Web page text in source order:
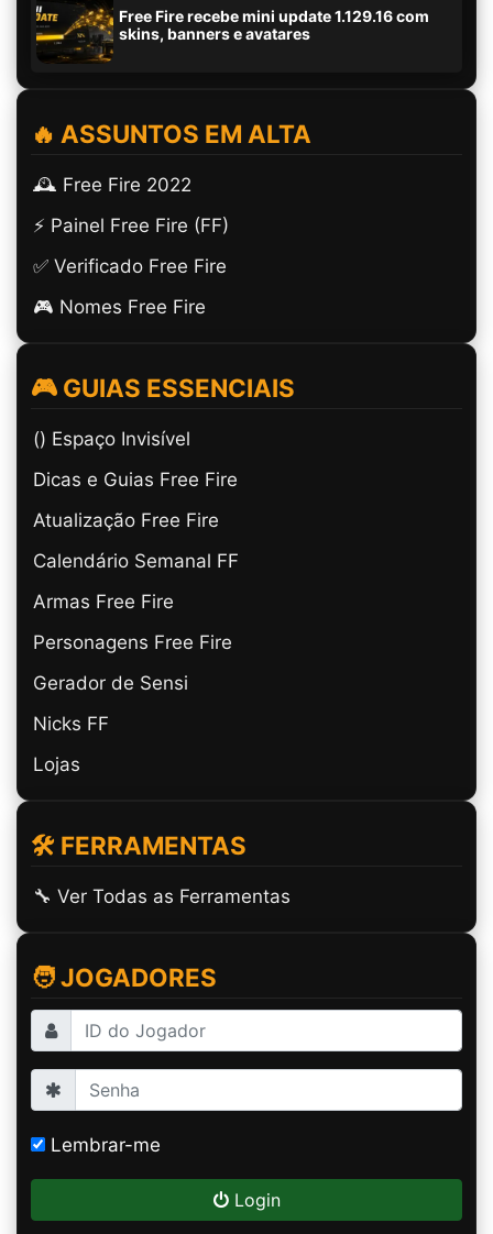
Free Fire recebe mini update 1.129.16 com
skins, banners e avatares
🔥 ASSUNTOS EM ALTA
🕰️ Free Fire 2022
⚡ Painel Free Fire (FF)
✅ Verificado Free Fire
🎮 Nomes Free Fire
🎮 GUIAS ESSENCIAIS
(ㅤ) Espaço Invisível
Dicas e Guias Free Fire
Atualização Free Fire
Calendário Semanal FF
Armas Free Fire
Personagens Free Fire
Gerador de Sensi
Nicks FF
Lojas
🛠️ FERRAMENTAS
🔧 Ver Todas as Ferramentas
🧑 JOGADORES
Lembrar-me
Login